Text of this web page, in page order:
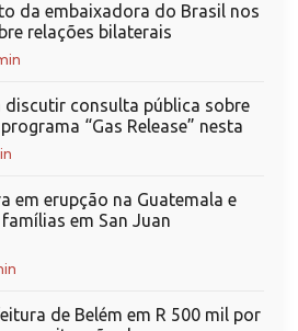
da embaixadora do Brasil nos
relações bilaterais
discutir consulta pública sobre
“Gas Release” nesta
em erupção na Guatemala e
em San Juan
de Belém em R 500 mil por